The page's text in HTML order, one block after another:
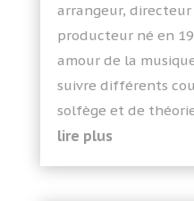
arrangeur,
producteur né en
amour de la
suivre différents
solfège et de
lire plus